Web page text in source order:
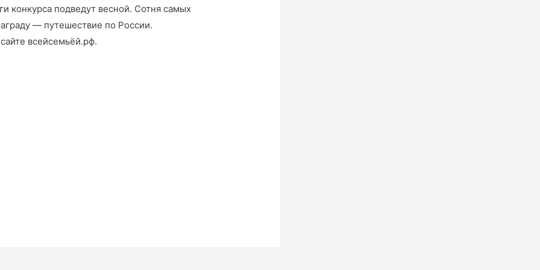
конкурса подведут весной. Сотня самых
— путешествие по России.
всейсемьёй.рф.